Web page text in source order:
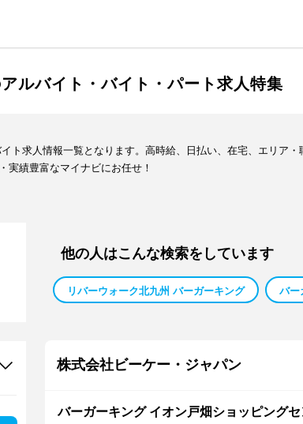
ルバイト・バイト・パート求人特集
ト求人情報一覧となります。高時給、日払い、在宅、エリア
実績豊富なマイナビにお任せ！
他の人はこんな検索をしています
リバーウォーク北九州 バーガーキング バー
株式会社ビーケー・ジャパン
バーガーキング イオン戸畑ショッピング